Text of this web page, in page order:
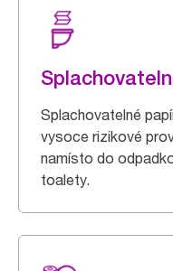
Splachovatelné
vysoce rizikové
namísto do
toalety.